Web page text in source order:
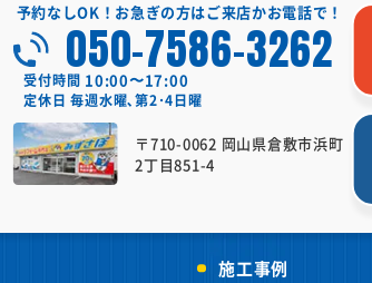
予約なしOK！お急ぎの方はご来店かお電話で！
050-7586-3262
受付時間 10:00〜17:00
定休日毎週水曜､第2･4日曜
〒710-0062 岡山県倉敷市浜町
2丁目851-4
施工事例